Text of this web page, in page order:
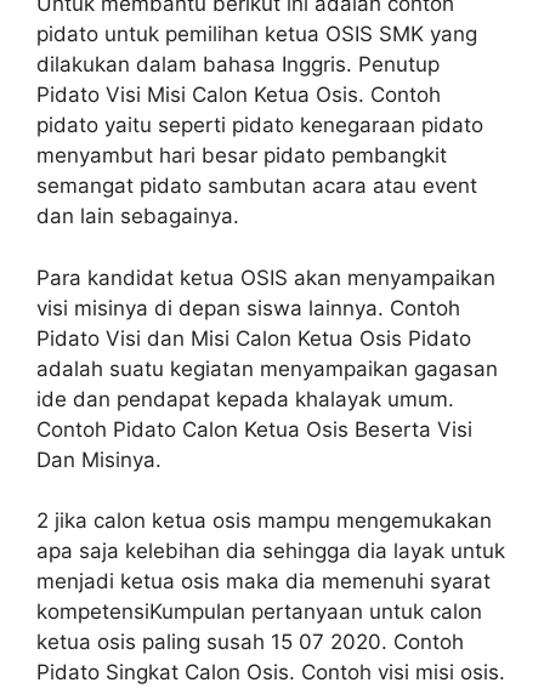
pidato untuk pemilihan ketua OSIS SMK yang
dilakukan dalam bahasa Inggris. Penutup
Pidato Visi Misi Calon Ketua Osis. Contoh
pidato yaitu seperti pidato kenegaraan pidato
menyambut hari besar pidato pembangkit
semangat pidato sambutan acara atau event
dan lain sebagainya.
Para kandidat ketua OSIS akan menyampaikan
visi misinya di depan siswa lainnya. Contoh
Pidato Visi dan Misi Calon Ketua Osis Pidato
adalah suatu kegiatan menyampaikan gagasan
ide dan pendapat kepada khalayak umum.
Contoh Pidato Calon Ketua Osis Beserta Visi
Dan Misinya.
2 jika calon ketua osis mampu mengemukakan
apa saja kelebihan dia sehingga dia layak untuk
menjadi ketua osis maka dia memenuhi syarat
kompetensiKumpulan pertanyaan untuk calon
ketua osis paling susah 15 07 2020. Contoh
Pidato Singkat Calon Osis. Contoh visi misi osis.